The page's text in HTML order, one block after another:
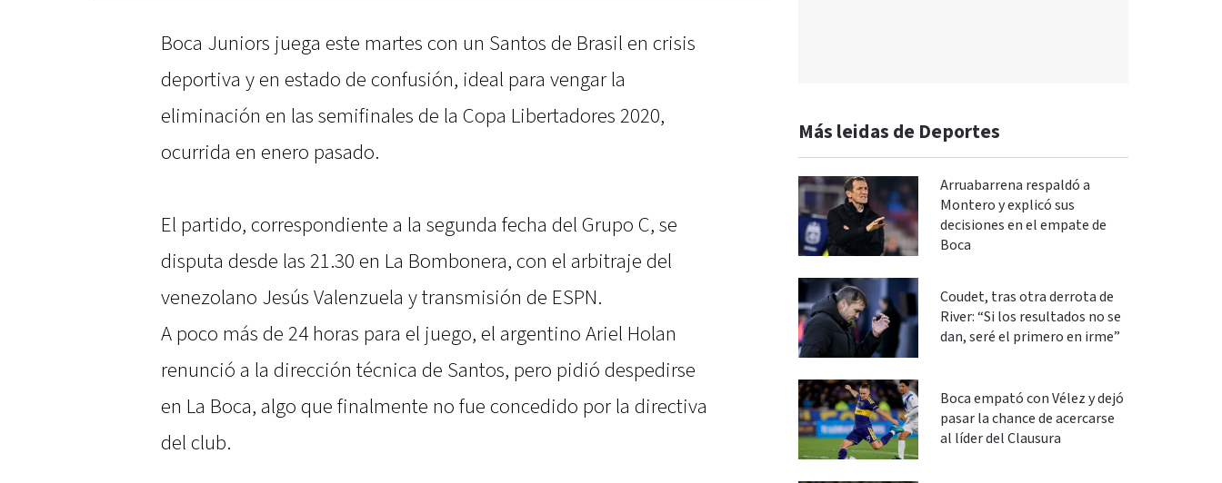
Boca Juniors juega este martes con un Santos de Brasil en crisis
deportiva y en estado de confusión, ideal para vengar la
eliminación en las semifinales de la Copa Libertadores 2020,
ocurrida en enero pasado.
El partido, correspondiente a la segunda fecha del Grupo C, se
disputa desde las 21.30 en La Bombonera, con el arbitraje del
venezolano Jesús Valenzuela y transmisión de ESPN.
A poco más de 24 horas para el juego, el argentino Ariel Holan
renunció a la dirección técnica de Santos, pero pidió despedirse
en La Boca, algo que finalmente no fue concedido por la directiva
del club.
Más leidas de Deportes
Arruabarrena respaldó a
Montero y explicó sus
decisiones en el empate de
Boca
Coudet, tras otra derrota de
River: “Si los resultados no se
dan, seré el primero en irme”
Boca empató con Vélez y dejó
pasar la chance de acercarse
al líder del Clausura